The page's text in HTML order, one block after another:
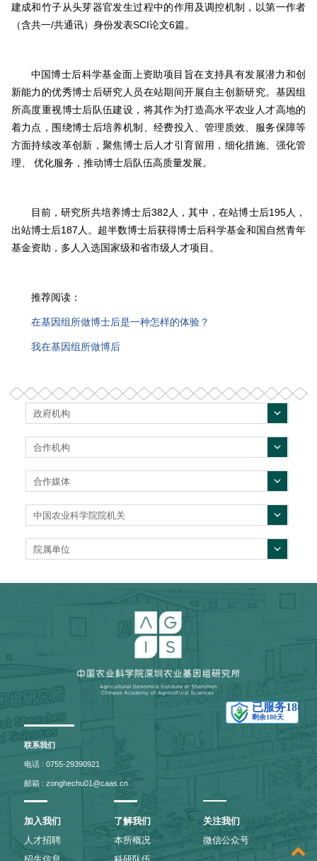
建成和竹子从头芽器官发生过程中的作用及调控机制，以第一作者
（含共一/共通讯）身份发表SCI论文6篇。
中国博士后科学基金面上资助项目旨在支持具有发展潜力和创
新能力的优秀博士后研究人员在站期间开展自主创新研究。基因组
所高度重视博士后队伍建设，将其作为打造高水平农业人才高地的
着力点，围绕博士后培养机制、经费投入、管理质效、服务保障等
方面持续改革创新，聚焦博士后人才引育留用，细化措施、强化管
理、 优化服务，推动博士后队伍高质量发展。
目前，研究所共培养博士后382人，其中，在站博士后195人，
出站博士后187人。超半数博士后获得博士后科学基金和国自然青年
基金资助，多人入选国家级和省市级人才项目。
推荐阅读：
在基因组所做博士后是一种怎样的体验？
我在基因组所做博后
政府机构
合作机构
合作媒体
中国农业科学院院机关
院属单位
联系我们
电话 : 0755-29390921
邮箱 : zonghechu01@caas.cn
加入我们
人才招聘
了解我们
本所概况
关注我们
微信公众号